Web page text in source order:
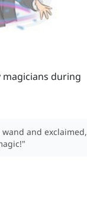
during
and exclaimed,